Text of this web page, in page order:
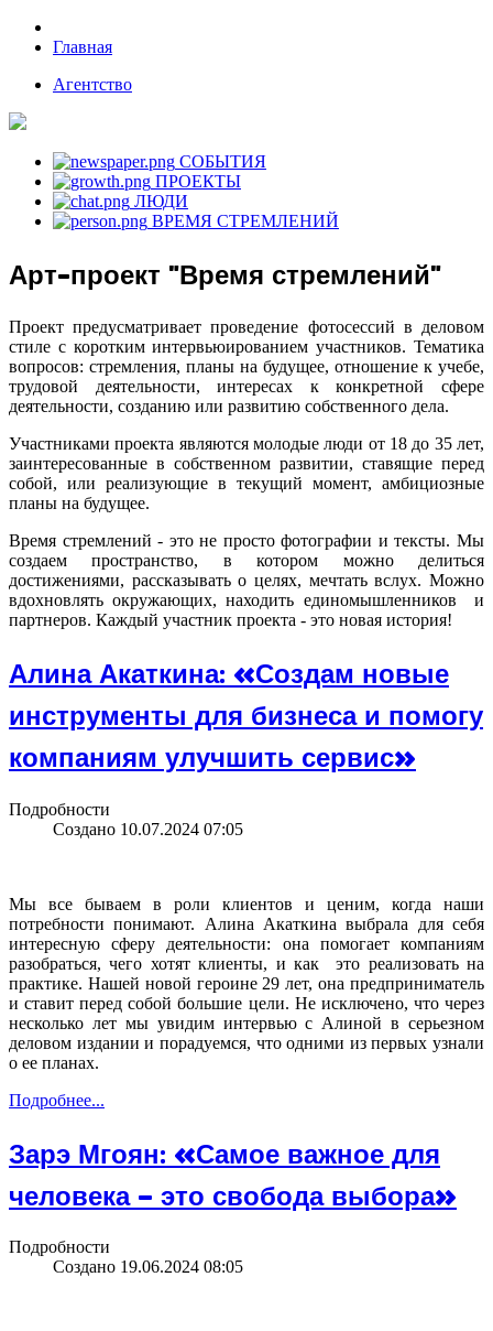
Главная
Агентство
СОБЫТИЯ
ПРОЕКТЫ
ЛЮДИ
ВРЕМЯ СТРЕМЛЕНИЙ
Арт-проект "Время стремлений"
Проект предусматривает проведение фотосессий в деловом
стиле с коротким интервьюированием участников. Тематика
вопросов: стремления, планы на будущее, отношение к учебе,
трудовой деятельности, интересах к конкретной сфере
деятельности, созданию или развитию собственного дела.
Участниками проекта являются молодые люди от 18 до 35 лет,
заинтересованные в собственном развитии, ставящие перед
собой, или реализующие в текущий момент, амбициозные
планы на будущее.
Время стремлений - это не просто фотографии и тексты. Мы
создаем пространство, в котором можно делиться
достижениями, рассказывать о целях, мечтать вслух. Можно
вдохновлять окружающих, находить единомышленников и
партнеров. Каждый участник проекта - это новая история!
Алина Акаткина: «Создам новые
инструменты для бизнеса и помогу
компаниям улучшить сервис»
Подробности
Создано 10.07.2024 07:05
Мы все бываем в роли клиентов и ценим, когда наши
потребности понимают. Алина Акаткина выбрала для себя
интересную сферу деятельности: она помогает компаниям
разобраться, чего хотят клиенты, и как это реализовать на
практике. Нашей новой героине 29 лет, она предприниматель
и ставит перед собой большие цели. Не исключено, что через
несколько лет мы увидим интервью с Алиной в серьезном
деловом издании и порадуемся, что одними из первых узнали
о ее планах.
Подробнее...
Зарэ Мгоян: «Самое важное для
человека – это свобода выбора»
Подробности
Создано 19.06.2024 08:05